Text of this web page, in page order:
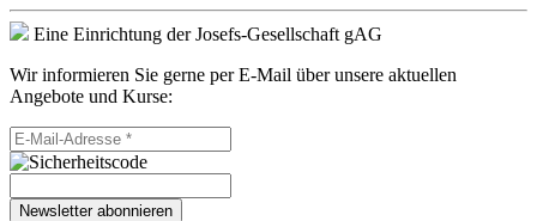
Eine Einrichtung der Josefs-Gesellschaft gAG
Wir informieren Sie gerne per E-Mail über unsere aktuellen
Angebote und Kurse:
Newsletter abonnieren